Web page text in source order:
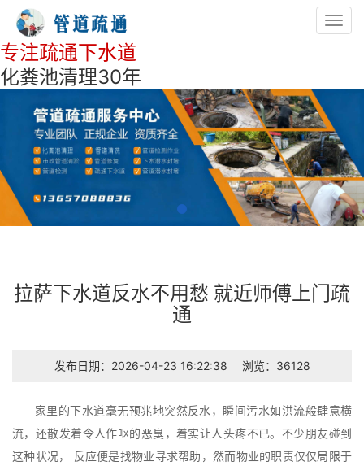
专注疏通下水道
化粪池清理30年
拉萨下水道反水不用愁 就近师傅上门疏
通
发布日期：2026-04-23 16:22:38 浏览：36128
家里的下水道毫无预兆地突然反水，瞬间污水如洪流般肆意横
流，还散发着令人作呕的恶臭，着实让人头疼不已。不少朋友碰到
这种状况， 反应便是找物业寻求帮助，然而物业的职责仅仅局限于